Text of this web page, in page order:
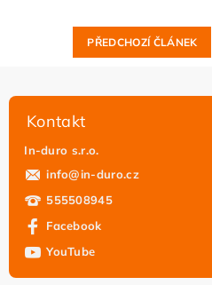
PŘEDCHOZÍ ČLÁNEK
Kontakt
In-duro s.r.o.
info@in-duro.cz
555508945
Facebook
YouTube